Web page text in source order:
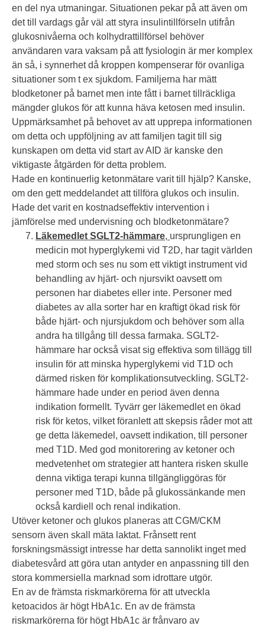
en del nya utmaningar. Situationen pekar på att även om
det till vardags går väl att styra insulintillförseln utifrån
glukosnivåerna och kolhydrattillförsel behöver
användaren vara vaksam på att fysiologin är mer komplex
än så, i synnerhet då kroppen kompenserar för ovanliga
situationer som t ex sjukdom. Familjerna har mätt
blodketoner på barnet men inte fått i barnet tillräckliga
mängder glukos för att kunna häva ketosen med insulin.
Uppmärksamhet på behovet av att upprepa informationen
om detta och uppföljning av att familjen tagit till sig
kunskapen om detta vid start av AID är kanske den
viktigaste åtgärden för detta problem.
Hade en kontinuerlig ketonmätare varit till hjälp? Kanske,
om den gett meddelandet att tillföra glukos och insulin.
Hade det varit en kostnadseffektiv intervention i
jämförelse med undervisning och blodketonmätare?
Läkemedlet SGLT2-hämmare, ursprungligen en
medicin mot hyperglykemi vid T2D, har tagit världen
med storm och ses nu som ett viktigt instrument vid
behandling av hjärt- och njursvikt oavsett om
personen har diabetes eller inte. Personer med
diabetes av alla sorter har en kraftigt ökad risk för
både hjärt- och njursjukdom och behöver som alla
andra ha tillgång till dessa farmaka. SGLT2-
hämmare har också visat sig effektiva som tillägg till
insulin för att minska hyperglykemi vid T1D och
därmed risken för komplikationsutveckling. SGLT2-
hämmare hade under en period även denna
indikation formellt. Tyvärr ger läkemedlet en ökad
risk för ketos, vilket föranlett att skepsis råder mot att
ge detta läkemedel, oavsett indikation, till personer
med T1D. Med god monitorering av ketoner och
medvetenhet om strategier att hantera risken skulle
denna viktiga terapi kunna tillgängliggöras för
personer med T1D, både på glukossänkande men
också kardiell och renal indikation.
Utöver ketoner och glukos planeras att CGM/CKM
sensorn även skall mäta laktat. Frånsett rent
forskningsmässigt intresse har detta sannolikt inget med
diabetesvård att göra utan antyder en anpassning till den
stora kommersiella marknad som idrottare utgör.
En av de främsta riskmarkörerna för att utveckla
ketoacidos är högt HbA1c. En av de främsta
riskmarkörerna för högt HbA1c är frånvaro av